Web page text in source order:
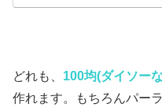
どれも、 100均(ダイソー
作れます。もちろんパー